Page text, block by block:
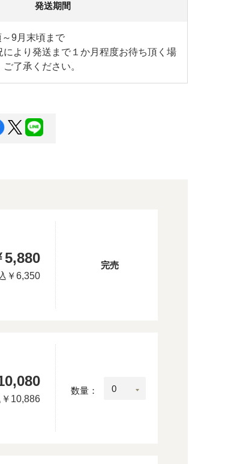
発送期間
9月末頃まで
より発送まで１か月程度お待ち頂く場
了承ください。
5,880
￥6,350
完売
￥10,886
数量：